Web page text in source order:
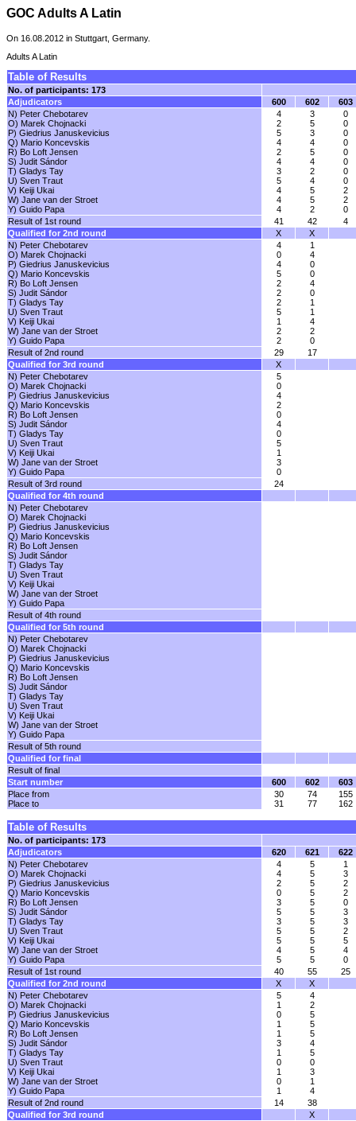
GOC Adults A Latin
On 16.08.2012 in Stuttgart, Germany.
Adults A Latin
Table of Results
No. of participants: 173
Adjudicators
600 602
603
N) Peter Chebotarev
O) Marek Chojnacki
P) Giedrius Januskevicius
Q) Mario Koncevskis
R) Bo Loft Jensen
S) Judit Sándor
T) Gladys Tay
U) Sven Traut
V) Keiji Ukai
W) Jane van der Stroet
Y) Guido Papa
4
2
5
4
2
4
3
5
4
4
4
3
5
3
4
5
4
2
4
5
5
2
0
0
0
0
0
0
0
0
2
2
0
Result of 1st round
41 42
4
Qualified for 2nd round
X
X
N) Peter Chebotarev
O) Marek Chojnacki
P) Giedrius Januskevicius
Q) Mario Koncevskis
R) Bo Loft Jensen
S) Judit Sándor
T) Gladys Tay
U) Sven Traut
V) Keiji Ukai
W) Jane van der Stroet
Y) Guido Papa
4
0
4
5
2
2
2
5
1
2
2
1
4
0
0
4
0
1
1
4
2
0
Result of 2nd round
29
17
Qualified for 3rd round
X
N) Peter Chebotarev
O) Marek Chojnacki
P) Giedrius Januskevicius
Q) Mario Koncevskis
R) Bo Loft Jensen
S) Judit Sándor
T) Gladys Tay
U) Sven Traut
V) Keiji Ukai
W) Jane van der Stroet
Y) Guido Papa
5
0
4
2
0
4
0
5
1
3
0
Result of 3rd round
24
Qualified for 4th round
N) Peter Chebotarev
O) Marek Chojnacki
P) Giedrius Januskevicius
Q) Mario Koncevskis
R) Bo Loft Jensen
S) Judit Sándor
T) Gladys Tay
U) Sven Traut
V) Keiji Ukai
W) Jane van der Stroet
Y) Guido Papa
Result of 4th round
Qualified for 5th round
N) Peter Chebotarev
O) Marek Chojnacki
P) Giedrius Januskevicius
Q) Mario Koncevskis
R) Bo Loft Jensen
S) Judit Sándor
T) Gladys Tay
U) Sven Traut
V) Keiji Ukai
W) Jane van der Stroet
Y) Guido Papa
Result of 5th round
Qualified for final
Result of final
Start number
600 602
603
Place from
Place to
30
31
74
77
155
162
Table of Results
No. of participants: 173
Adjudicators
620 621
622
N) Peter Chebotarev
O) Marek Chojnacki
P) Giedrius Januskevicius
Q) Mario Koncevskis
R) Bo Loft Jensen
S) Judit Sándor
T) Gladys Tay
U) Sven Traut
V) Keiji Ukai
W) Jane van der Stroet
Y) Guido Papa
4
4
2
0
3
5
3
5
5
4
5
5
5
5
5
5
5
5
5
5
5
5
1
3
2
2
0
3
3
2
5
4
0
Result of 1st round
40 55
25
Qualified for 2nd round
X
X
N) Peter Chebotarev
O) Marek Chojnacki
P) Giedrius Januskevicius
Q) Mario Koncevskis
R) Bo Loft Jensen
S) Judit Sándor
T) Gladys Tay
U) Sven Traut
V) Keiji Ukai
W) Jane van der Stroet
Y) Guido Papa
5
1
0
1
1
3
1
0
1
0
1
4
2
5
5
5
4
5
0
3
1
4
Result of 2nd round
14
38
Qualified for 3rd round
X